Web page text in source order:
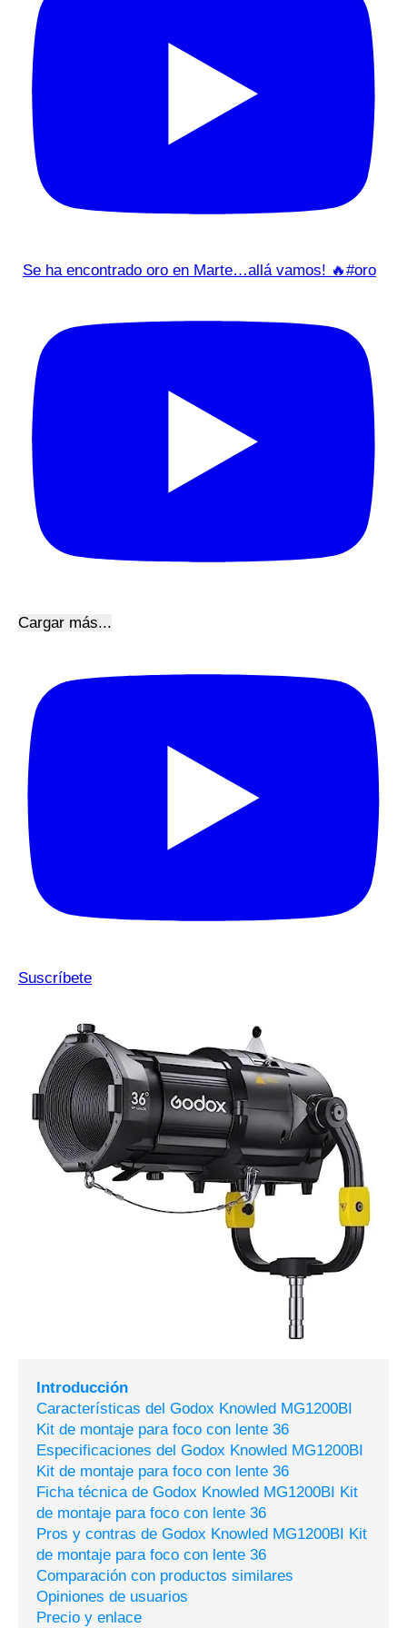
Se ha encontrado oro en Marte…allá vamos! 🔥#oro
Cargar más...
Suscríbete
Introducción
Características del Godox Knowled MG1200BI
Kit de montaje para foco con lente 36
Especificaciones del Godox Knowled MG1200BI
Kit de montaje para foco con lente 36
Ficha técnica de Godox Knowled MG1200BI Kit
de montaje para foco con lente 36
Pros y contras de Godox Knowled MG1200BI Kit
de montaje para foco con lente 36
Comparación con productos similares
Opiniones de usuarios
Precio y enlace